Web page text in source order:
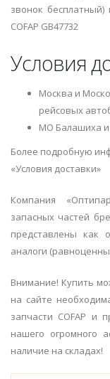
звонок бесплатный)
COFAP GB47732
Условия
Москва и
рейсовых
МО Балашиха
Более подробную
«Условия доставки»
Компания
запасных частей
представлены как
аналоги
Внимание! Купить
на сайте
запчасти COFAP и
нашего огромного
наличие на складах!